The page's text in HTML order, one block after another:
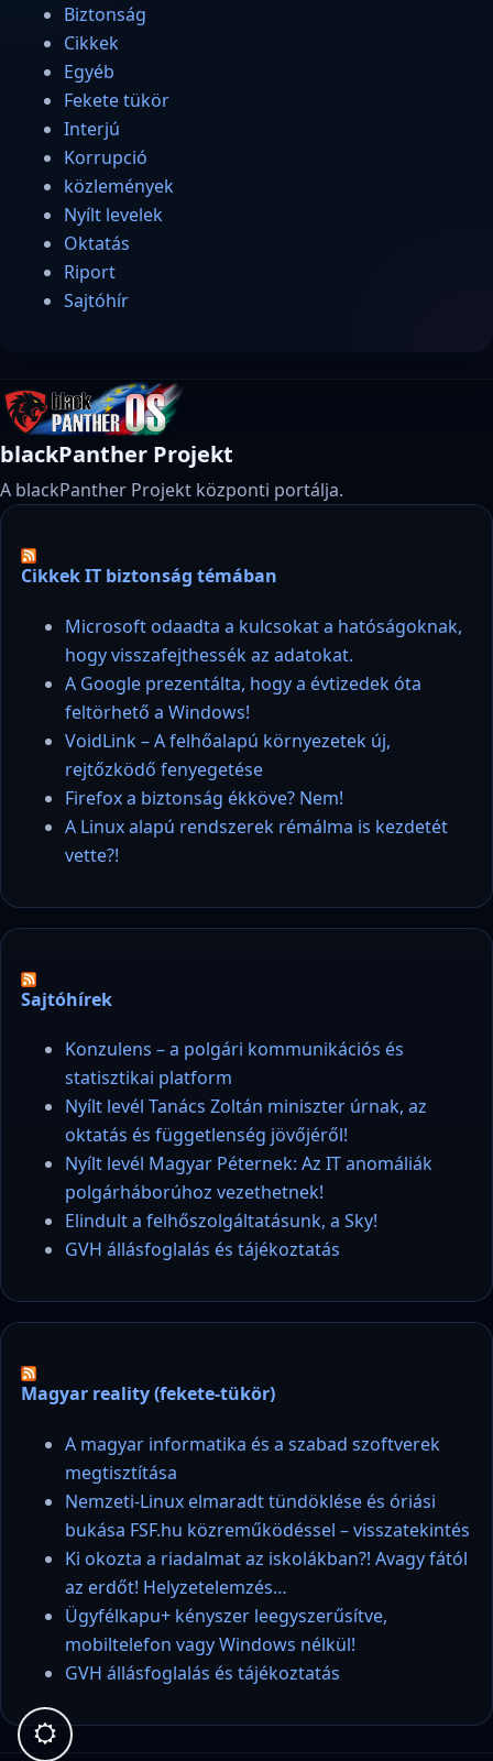
Biztonság
Cikkek
Egyéb
Fekete tükör
Interjú
Korrupció
közlemények
Nyílt levelek
Oktatás
Riport
Sajtóhír
blackPanther Projekt
A blackPanther Projekt központi portálja.
Cikkek IT biztonság témában
Microsoft odaadta a kulcsokat a hatóságoknak,
hogy visszafejthessék az adatokat.
A Google prezentálta, hogy a évtizedek óta
feltörhető a Windows!
VoidLink – A felhőalapú környezetek új,
rejtőzködő fenyegetése
Firefox a biztonság ékköve? Nem!
A Linux alapú rendszerek rémálma is kezdetét
vette?!
Sajtóhírek
Konzulens – a polgári kommunikációs és
statisztikai platform
Nyílt levél Tanács Zoltán miniszter úrnak, az
oktatás és függetlenség jövőjéről!
Nyílt levél Magyar Péternek: Az IT anomáliák
polgárháborúhoz vezethetnek!
Elindult a felhőszolgáltatásunk, a Sky!
GVH állásfoglalás és tájékoztatás
Magyar reality (fekete-tükör)
A magyar informatika és a szabad szoftverek
megtisztítása
Nemzeti-Linux elmaradt tündöklése és óriási
bukása FSF.hu közreműködéssel – visszatekintés
Ki okozta a riadalmat az iskolákban?! Avagy fától
az erdőt! Helyzetelemzés…
Ügyfélkapu+ kényszer leegyszerűsítve,
mobiltelefon vagy Windows nélkül!
GVH állásfoglalás és tájékoztatás